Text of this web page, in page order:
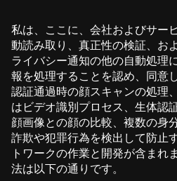
私は、ここに、会社およびサー
動読み取り、真正性の検証、お
ライバシー通知の他の自動処理
報を処理することを認め、同意
認証通過時の顔スキャンの処理
はビデオ識別プロセス、生体認
顔画像との顔の比較、複数の身
詐欺や犯罪行為を検出して防止
トワークの作業と開発が含まれま
法は以下の通りです。